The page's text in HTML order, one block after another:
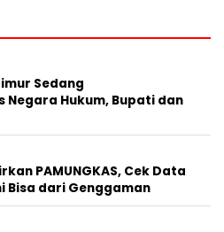
Sedang
Hukum, Bupati dan
PAMUNGKAS, Cek Data
Bisa dari Genggaman